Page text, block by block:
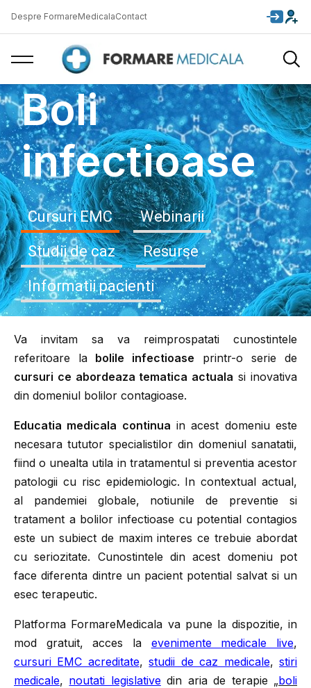
Despre FormareMedicalaContact
Boli
infectioase
Cursuri EMC
Webinarii
Studii de caz
Resurse
Informatii pacienti
Va invitam sa va reimprospatati cunostintele
referitoare la bolile infectioase printr-o serie de
cursuri ce abordeaza tematica actuala si inovativa
din domeniul bolilor contagioase.
Educatia medicala continua in acest domeniu este
necesara tututor specialistilor din domeniul sanatatii,
fiind o unealta utila in tratamentul si preventia acestor
patologii cu risc epidemiologic. In contextual actual,
al pandemiei globale, notiunile de preventie si
tratament a bolilor infectioase cu potential contagios
este un subiect de maxim interes ce trebuie abordat
cu seriozitate. Cunostintele din acest domeniu pot
face diferenta dintre un pacient potential salvat si un
esec terapeutic.
Platforma FormareMedicala va pune la dispozitie, in
mod gratuit, acces la evenimente medicale live,
cursuri EMC acreditate,studii de caz medicale,stiri
medicale, noutati legislativedin aria de terapie „boli